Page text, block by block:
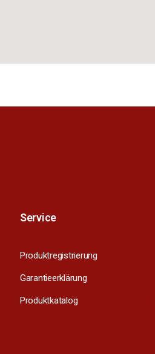
Service
Produktregistrierung
Garantieerklärung
Produktkatalog